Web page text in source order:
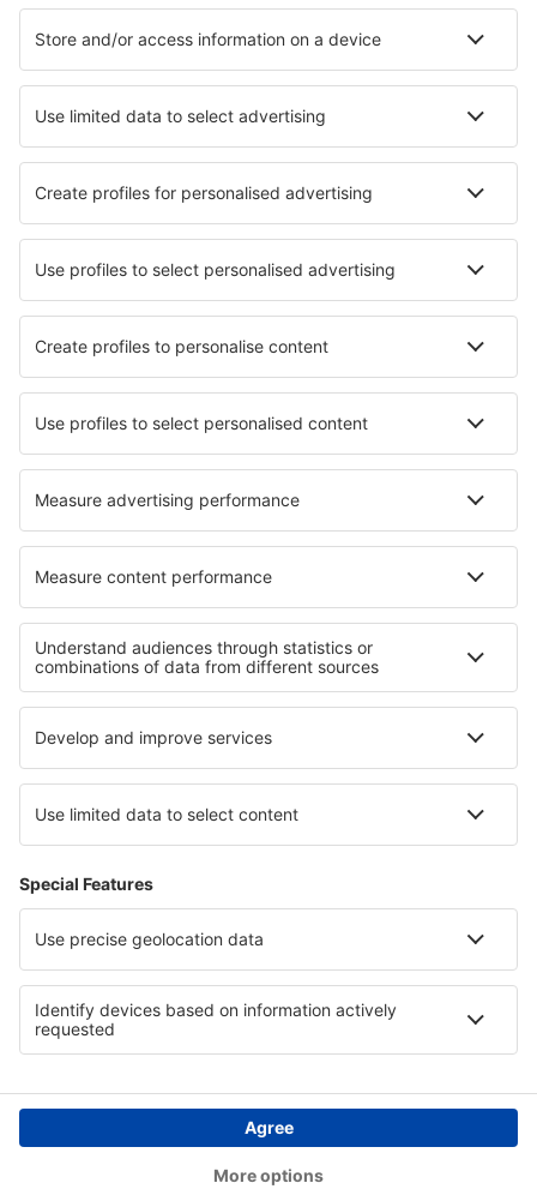
Hotely v Rio de Janeiru Hotely v Sao Paulu
Hotely in Teresópolis Hotely v Campinas
Hotely in Chuí Hotely v Uberlândii
Nejlepší hotely - města
Hotely in Épaignes Hotely in Ponteland
Hotely in Godinne Hotely in Santa Maria di Galeria
Hotely in Ossuccio Hotely in Sesto Calende
Hotely in Bitola Hotely in Sorel
Nejlepší hotely - regiony
Hotely na Copacabaně Hotely v Ipanemě
Hotely ve Fernando de Noronha Hotely ve Florianópolisu
Hotely v oblasti Iguazú Hotely in Mesa Verde National Park
Hotely v Atlánticu Hotely v Tabě
Hotely in Western Rhodopes Hotely v Midi Pyrénées
Copyright © eSky.cz. Všechna práva vyhrazena.